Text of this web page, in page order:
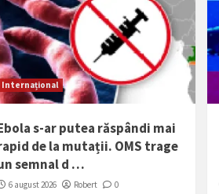
Internațional
s-ar putea răspândi mai
de la mutații. OMS trage
semnal d …
6 august 2026 Robert 0